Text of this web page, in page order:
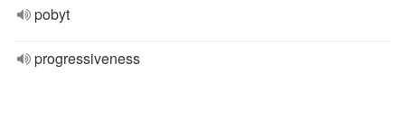
pobyt
progressiveness